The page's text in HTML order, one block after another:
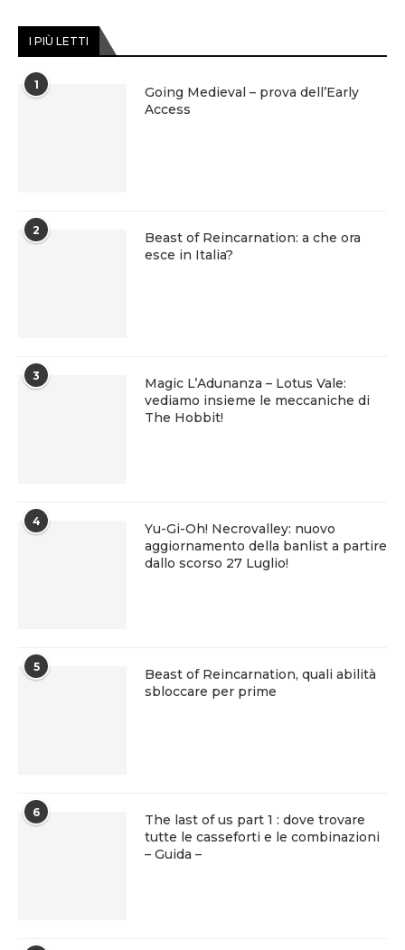
I PIÙ LETTI
1
Going Medieval – prova dell’Early
Access
2
Beast of Reincarnation: a che ora
esce in Italia?
3
Magic L’Adunanza – Lotus Vale:
vediamo insieme le meccaniche di
The Hobbit!
4
Yu-Gi-Oh! Necrovalley: nuovo
aggiornamento della banlist a partire
dallo scorso 27 Luglio!
5
Beast of Reincarnation, quali abilità
sbloccare per prime
6
The last of us part 1 : dove trovare
tutte le casseforti e le combinazioni
– Guida –